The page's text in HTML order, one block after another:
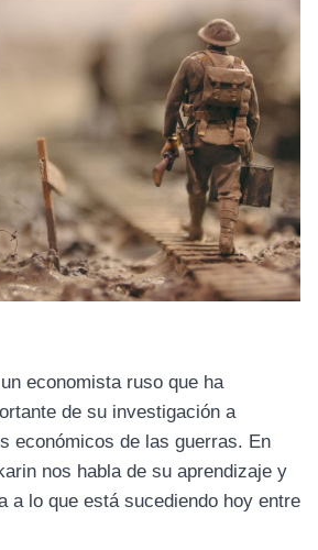
economista ruso que ha
de su investigación a
económicos de las guerras. En
nos habla de su aprendizaje y
a lo que está sucediendo hoy entre